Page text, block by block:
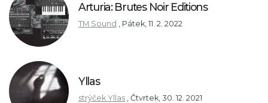
Arturia: Brutes Noir Editions
TM Sound Pátek, 11. 2. 2022
Yllas
strýček Yllas Čtvrtek, 30. 12. 2021